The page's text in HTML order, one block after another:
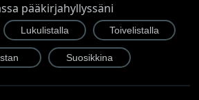
pääkirjahyllyssäni